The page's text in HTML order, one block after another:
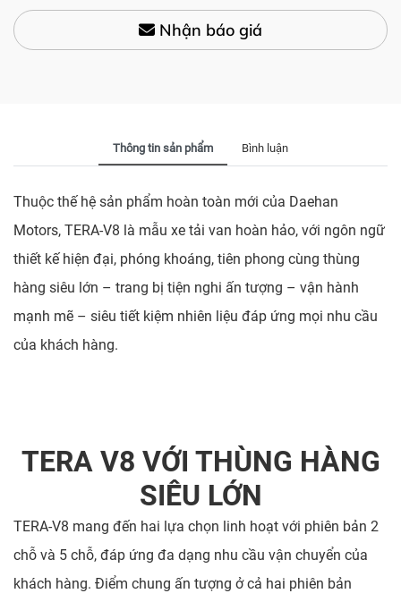
Nhận báo giá
Thông tin sản phẩm Bình luận
Thuộc thế hệ sản phẩm hoàn toàn mới của Daehan
Motors, TERA-V8 là mẫu xe tải van hoàn hảo, với ngôn ngữ
thiết kế hiện đại, phóng khoáng, tiên phong cùng thùng
hàng siêu lớn – trang bị tiện nghi ấn tượng – vận hành
mạnh mẽ – siêu tiết kiệm nhiên liệu đáp ứng mọi nhu cầu
của khách hàng.
TERA V8 VỚI THÙNG HÀNG
SIÊU LỚN
TERA-V8 mang đến hai lựa chọn linh hoạt với phiên bản 2
chỗ và 5 chỗ, đáp ứng đa dạng nhu cầu vận chuyển của
khách hàng. Điểm chung ấn tượng ở cả hai phiên bản